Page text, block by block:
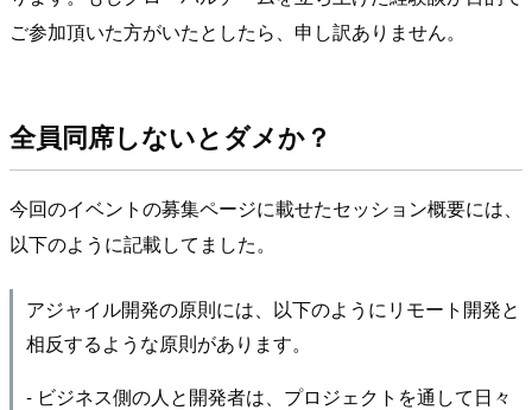
ご参加頂いた方がいたとしたら、申し訳ありません。
全員同席しないとダメか？
今回のイベントの募集ページに載せたセッション概要には、
以下のように記載してました。
アジャイル開発の原則には、以下のようにリモート開発と
相反するような原則があります。
- ビジネス側の人と開発者は、プロジェクトを通して日々